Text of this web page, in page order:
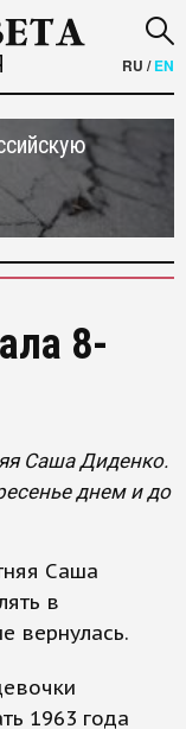
RU /EN
8-
Саша Диденко.
днем и до
Саша
в
вернулась.
1963 года